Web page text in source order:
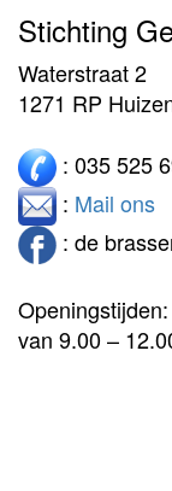
Stichting
Waterstraat 2
1271 RP
: 035 525
: Mail ons
: de
van 9.00 –